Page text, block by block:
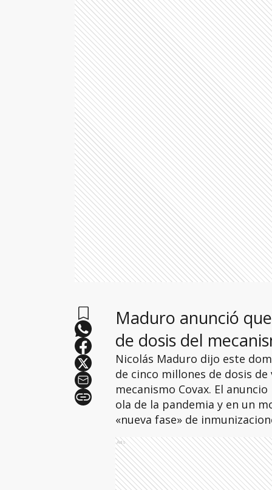
Maduro anunció
de dosis del
Nicolás Maduro dijo este
de cinco millones de dosis
mecanismo Covax. El
ola de la pandemia y en un
«nueva fase» de
Ads